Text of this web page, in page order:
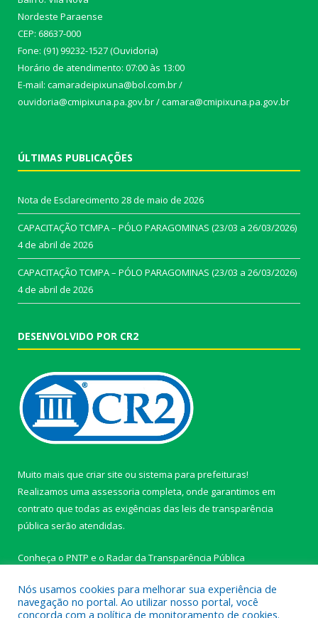
Nordeste Paraense
CEP: 68637-000
Fone: (91) 99232-1527 (Ouvidoria)
Horário de atendimento: 07:00 às 13:00
E-mail: camaradeipixuna@bol.com.br /
ouvidoria@cmipixuna.pa.gov.br / camara@cmipixuna.pa.gov.br
ÚLTIMAS PUBLICAÇÕES
Nota de Esclarecimento 28 de maio de 2026
CAPACITAÇÃO TCMPA – PÓLO PARAGOMINAS (23/03 a 26/03/2026)
4 de abril de 2026
CAPACITAÇÃO TCMPA – PÓLO PARAGOMINAS (23/03 a 26/03/2026)
4 de abril de 2026
DESENVOLVIDO POR CR2
Muito mais que criar site ou sistema para prefeituras!
Realizamos uma assessoria completa, onde garantimos em
contrato que todas as exigências das leis de transparência
pública serão atendidas.
Conheça o PNTP e o Radar da Transparência Pública
Nós usamos cookies para melhorar sua experiência de
navegação no portal. Ao utilizar nosso portal, você
concorda com a política de monitoramento de cookies.